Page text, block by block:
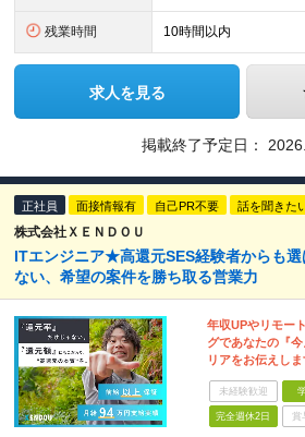
残業時間 10時間以内
求人を見る
掲載終了予定日：
正社員 面接情報有 自己PR不要 話を聞きた
株式会社ＸＥＮＤＯＵ
ITエンジニア★高還元SES経験者からも
ない、希望の案件を勝ち取る営業力
年収UPやリモー
グであなたの『
リアをお伝えしま
未経験歓迎
完全週休2日 賞